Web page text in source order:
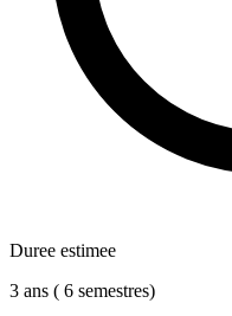
Duree estimee
3 ans ( 6 semestres)